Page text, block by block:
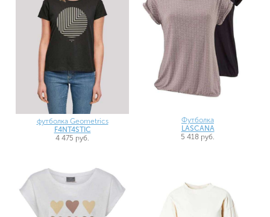
футболка Geometrics
F4NT4STIC
4 475 руб.
Футболка
LASCANA
5 418 руб.